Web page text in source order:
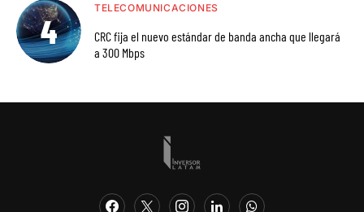
TELECOMUNICACIONES
CRC fija el nuevo estándar de banda ancha que llegará
a 300 Mbps